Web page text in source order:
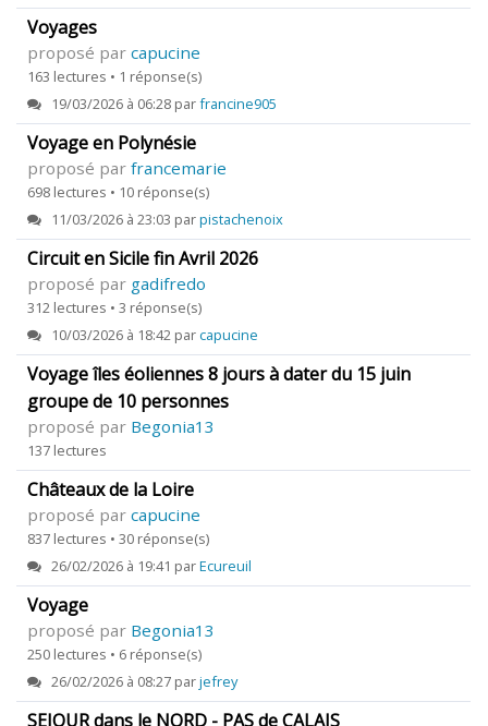
Voyages
proposé par capucine
163 lectures • 1 réponse(s)
19/03/2026 à 06:28 parfrancine905
Voyage en Polynésie
proposé par francemarie
698 lectures • 10 réponse(s)
11/03/2026 à 23:03 parpistachenoix
Circuit en Sicile fin Avril 2026
proposé par gadifredo
312 lectures • 3 réponse(s)
10/03/2026 à 18:42 parcapucine
Voyage îles éoliennes 8 jours à dater du 15 juin
groupe de 10 personnes
proposé par Begonia13
137 lectures
Châteaux de la Loire
proposé par capucine
837 lectures • 30 réponse(s)
26/02/2026 à 19:41 parEcureuil
Voyage
proposé par Begonia13
250 lectures • 6 réponse(s)
26/02/2026 à 08:27 parjefrey
SEJOUR dans le NORD - PAS de CALAIS